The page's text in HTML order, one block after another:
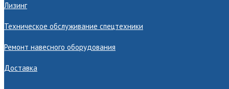
Лизинг
Техническое обслуживание спецтехники
Ремонт навесного оборудования
Доставка